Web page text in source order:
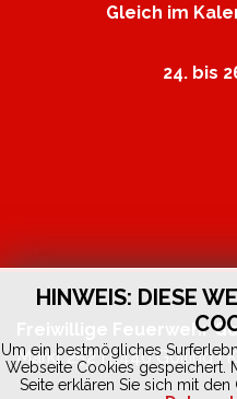
Gleich im
24. bis
HINWEIS: DIESE
Um ein bestmögliches
Webseite Cookies gespeichert.
Seite erklären Sie sich mit
Freiwillige Feuerwehr
Markt 252 | 5440 Golling |